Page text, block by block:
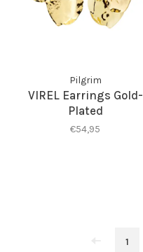
Pilgrim
VIREL Earrings Gold-
Plated
€54,95
1